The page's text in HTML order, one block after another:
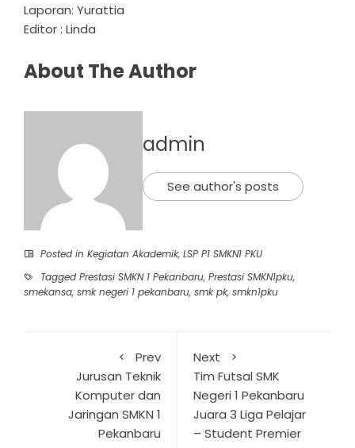
Laporan: Yurattia
Editor : Linda
About The Author
admin
See author's posts
Posted in Kegiatan Akademik, LSP P1 SMKN1 PKU
Tagged Prestasi SMKN 1 Pekanbaru, Prestasi SMKN1pku,
smekansa, smk negeri 1 pekanbaru, smk pk, smkn1pku
Prev
Jurusan Teknik
Komputer dan
Jaringan SMKN 1
Pekanbaru
Next
Tim Futsal SMK
Negeri 1 Pekanbaru
Juara 3 Liga Pelajar
– Student Premier